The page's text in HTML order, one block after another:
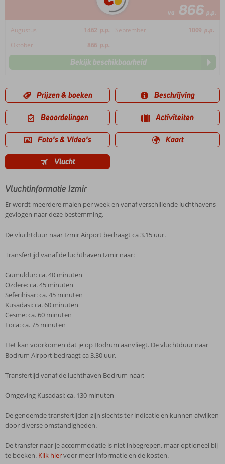
va 866 p.p.
Augustus 1462 p.p. September 1009 p.p.
Oktober
866 p.p.
Bekijk beschikbaarheid
Prijzen & boeken Beschrijving
Beoordelingen Activiteiten
Foto's & Video's Kaart
Vlucht
Vluchtinformatie Izmir
Er wordt meerdere malen per week en vanaf verschillende luchthavens
gevlogen naar deze bestemming.
De vluchtduur naar Izmir Airport bedraagt ca 3.15 uur.
Transfertijd vanaf de luchthaven Izmir naar:
Gumuldur: ca. 40 minuten
Ozdere: ca. 45 minuten
Seferihisar: ca. 45 minuten
Kusadasi: ca. 60 minuten
Cesme: ca. 60 minuten
Foca: ca. 75 minuten
Het kan voorkomen dat je op Bodrum aanvliegt. De vluchtduur naar
Bodrum Airport bedraagt ca 3.30 uur.
Transfertijd vanaf de luchthaven Bodrum naar:
Omgeving Kusadasi: ca. 130 minuten
De genoemde transfertijden zijn slechts ter indicatie en kunnen afwijken
door diverse omstandigheden.
De transfer naar je accommodatie is niet inbegrepen, maar optioneel bij
te boeken. Klik hiervoor meer informatie en de kosten.